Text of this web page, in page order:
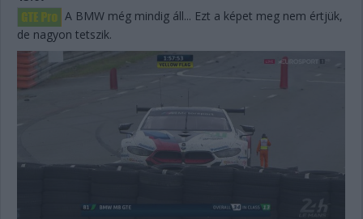
A BMW még mindig áll... Ezt a képet meg nem értjük,
de nagyon tetszik.